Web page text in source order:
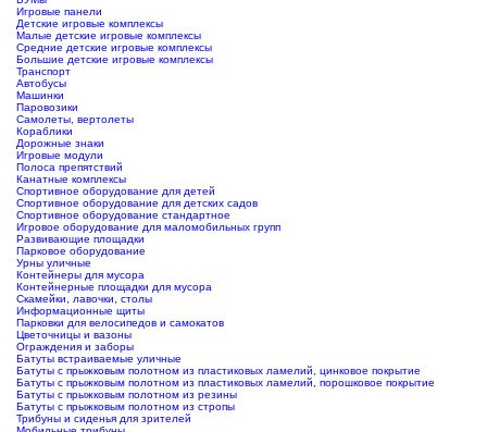
Игровые панели
Детские игровые комплексы
Малые детские игровые комплексы
Средние детские игровые комплексы
Большие детские игровые комплексы
Транспорт
Автобусы
Машинки
Паровозики
Самолеты, вертолеты
Кораблики
Дорожные знаки
Игровые модули
Полоса препятствий
Канатные комплексы
Спортивное оборудование для детей
Спортивное оборудование для детских садов
Спортивное оборудование стандартное
Игровое оборудование для маломобильных групп
Развивающие площадки
Парковое оборудование
Урны уличные
Контейнеры для мусора
Контейнерные площадки для мусора
Скамейки, лавочки, столы
Информационные щиты
Парковки для велосипедов и самокатов
Цветочницы и вазоны
Ограждения и заборы
Батуты встраиваемые уличные
Батуты с прыжковым полотном из пластиковых ламелий, цинковое покрытие
Батуты с прыжковым полотном из пластиковых ламелий, порошковое покрытие
Батуты с прыжковым полотном из резины
Батуты с прыжковым полотном из стропы
Трибуны и сиденья для зрителей